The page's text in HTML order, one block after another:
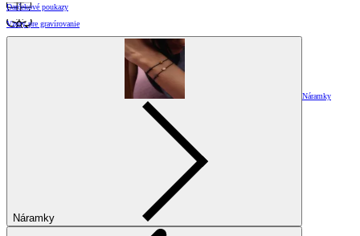
Darčekové poukazy
Vzory pre gravírovanie
Náramky
Náramky